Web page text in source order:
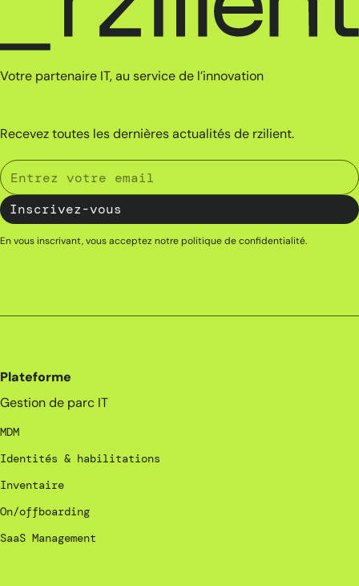
Votre partenaire IT, au service de l’innovation
Recevez toutes les dernières actualités de rzilient.
En vous inscrivant, vous acceptez notrepolitique de confidentialité.
Plateforme
Gestion de parc IT
MDM
Identités & habilitations
Inventaire
On/offboarding
SaaS Management